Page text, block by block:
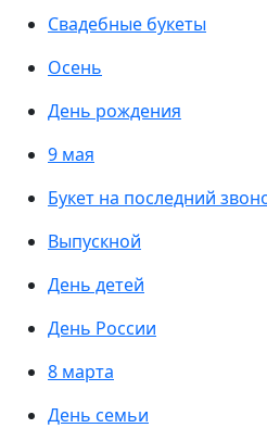
Свадебные букеты
Осень
День рождения
9 мая
Букет на последний
Выпускной
День детей
День России
8 марта
День семьи